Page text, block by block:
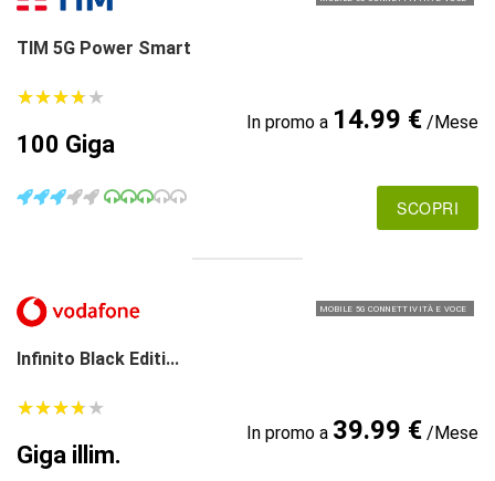
TIM 5G Power Smart
★★★★★
★★★★★
100 Giga
In promo a 14.99 €/Mese
SCOPRI
MOBILE 5G CONNETTIVITÀ E VOCE
Infinito Black Editi...
★★★★★
★★★★★
Giga illim.
In promo a 39.99 €/Mese